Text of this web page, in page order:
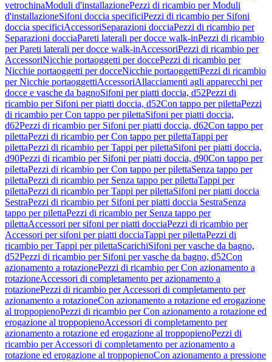
vetrochinaModuli d'installazionePezzi di ricambio per Moduli
d'installazioneSifoni doccia specificiPezzi di ricambio per Sifoni
doccia specificiAccessoriSeparazioni docciaPezzi di ricambio per
Separazioni docciaPareti laterali per docce walk-inPezzi di ricambio
per Pareti laterali per docce walk-inAccessoriPezzi di ricambio per
AccessoriNicchie portaoggetti per doccePezzi di ricambio per
Nicchie portaoggetti per docceNicchie portaoggettiPezzi di ricambio
per Nicchie portaoggettiAccessoriAllacciamenti agli apparecchi per
docce e vasche da bagnoSifoni per piatti doccia, d52Pezzi di
ricambio per Sifoni per piatti doccia, d52Con tappo per pilettaPezzi
di ricambio per Con tappo per pilettaSifoni per piatti doccia,
d62Pezzi di ricambio per Sifoni per piatti doccia, d62Con tappo per
pilettaPezzi di ricambio per Con tappo per pilettaTappi per
pilettaPezzi di ricambio per Tappi per pilettaSifoni per piatti doccia,
d90Pezzi di ricambio per Sifoni per piatti doccia, d90Con tappo per
pilettaPezzi di ricambio per Con tappo per pilettaSenza tappo per
pilettaPezzi di ricambio per Senza tappo per pilettaTappi per
pilettaPezzi di ricambio per Tappi per pilettaSifoni per piatti doccia
SestraPezzi di ricambio per Sifoni per piatti doccia SestraSenza
tappo per pilettaPezzi di ricambio per Senza tappo per
pilettaAccessori per sifoni per piatti docciaPezzi di ricambio per
Accessori per sifoni per piatti docciaTappi per pilettaPezzi di
ricambio per Tappi per pilettaScarichiSifoni per vasche da bagno,
d52Pezzi di ricambio per Sifoni per vasche da bagno, d52Con
azionamento a rotazionePezzi di ricambio per Con azionamento a
rotazioneAccessori di completamento per azionamento a
rotazionePezzi di ricambio per Accessori di completamento per
azionamento a rotazioneCon azionamento a rotazione ed erogazione
al troppopienoPezzi di ricambio per Con azionamento a rotazione ed
erogazione al troppopienoAccessori di completamento per
azionamento a rotazione ed erogazione al troppopienoPezzi di
ricambio per Accessori di completamento per azionamento a
rotazione ed erogazione al troppopienoCon azionamento a pressione